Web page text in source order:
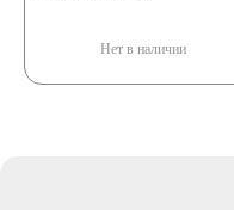
Нет в наличии